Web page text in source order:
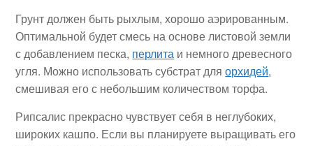
Грунт должен быть рыхлым, хорошо аэрированным.
Оптимальной будет смесь на основе листовой земли
с добавлением песка, перлита и немного древесного
угля. Можно использовать субстрат дляорхидей,
смешивая его с небольшим количеством торфа.
Рипсалис прекрасно чувствует себя в неглубоких,
широких кашпо. Если вы планируете выращивать его